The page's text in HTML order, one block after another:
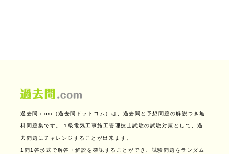
過去問.com（過去問ドットコム）は、過去問と予想問題の解説つき無
料問題集です。 1級電気工事施工管理技士試験の試験対策として、過
去問題にチャレンジすることが出来ます。
1問1答形式で解答・解説を確認することができ、試験問題をランダム